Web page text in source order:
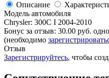
Описание
Модель автомобиля
Chrysler: 300C I 2004-2010
Бонус за отзыв: 30.00 руб.
(необходимо
Отзыв
Зарегистрируйтесь, чтобы